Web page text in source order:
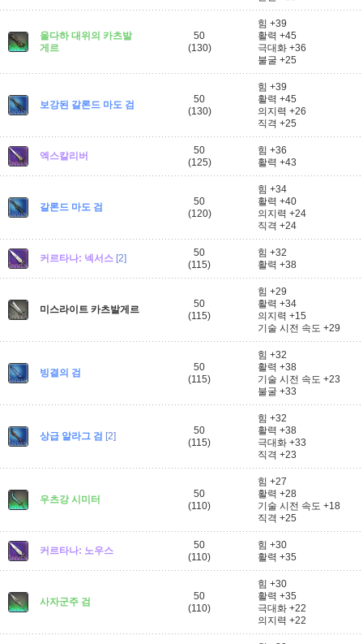
울다하 대위의 카츠발
게르
50
(130)
힘 +39
활력 +45
극대화 +36
불굴 +25
보강된 갈론드 마도 검
50
(130)
힘 +39
활력 +45
의지력 +26
직격 +25
엑스칼리버
50
(125)
힘 +36
활력 +43
갈론드 마도 검
50
(120)
힘 +34
활력 +40
의지력 +24
직격 +24
커르타나: 넥서스 [2]
50
(115)
힘 +32
활력 +38
미스라이트 카츠발게르
50
(115)
힘 +29
활력 +34
의지력 +15
기술 시전 속도 +29
빙결의 검
50
(115)
힘 +32
활력 +38
기술 시전 속도 +23
불굴 +33
상급 알라그 검 [2]
50
(115)
힘 +32
활력 +38
극대화 +33
직격 +23
우츠강 시미터
50
(110)
힘 +27
활력 +28
기술 시전 속도 +18
직격 +25
커르타나: 노우스
50
(110)
힘 +30
활력 +35
사자군주 검
50
(110)
힘 +30
활력 +35
극대화 +22
의지력 +22